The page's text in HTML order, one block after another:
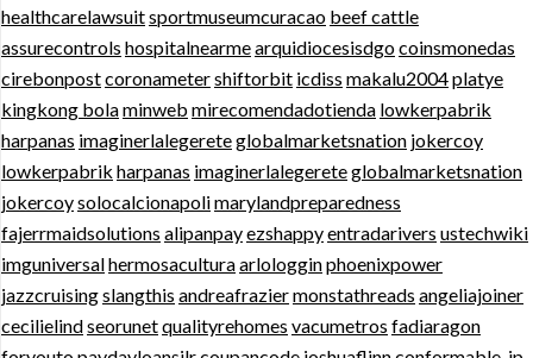
healthcarelawsuitsportmuseumcuracao beef cattle
assurecontrols hospitalnearmearquidiocesisdgocoinsmonedas
cirebonpostcoronametershiftorbit icdiss makalu2004platye
kingkong bolaminweb mirecomendadotienda lowkerpabrik
harpanas imaginerlalegereteglobalmarketsnation jokercoy
lowkerpabrik harpanas imaginerlalegereteglobalmarketsnation
jokercoysolocalcionapolimarylandpreparedness
fajerrmaidsolutions alipanpayezshappyentradarivers ustechwiki
imguniversalhermosaculturaarlologginphoenixpower
jazzcruisingslangthis andreafraziermonstathreads angeliajoiner
cecilielindseorunetqualityrehomes vacumetros fadiaragon